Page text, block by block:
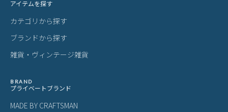
アイテムを探す
カテゴリから探す
ブランドから探す
雑貨・ヴィンテージ雑貨
BRAND
プライベートブランド
MADE BY CRAFTSMAN